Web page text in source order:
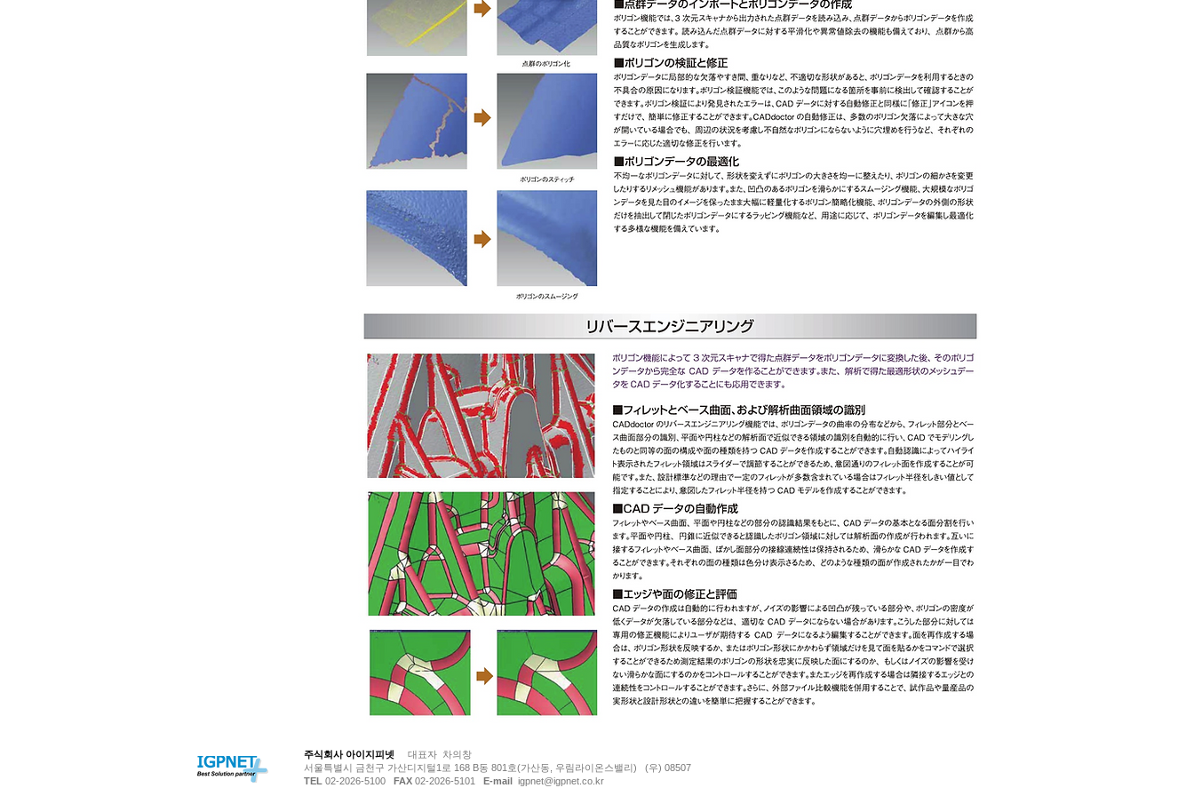
주식회사 아이지피넷 대표자 차의창
서울특별시 금천구 가산디지털1로 168 B동 801호(가산동, 우림라이온스밸리) (우) 08507
TEL 02-2026-5100 FAX 02-2026-5101 E-mail igpnet@igpnet.co.kr
© Copyright 저작권 보호 대상입니다.